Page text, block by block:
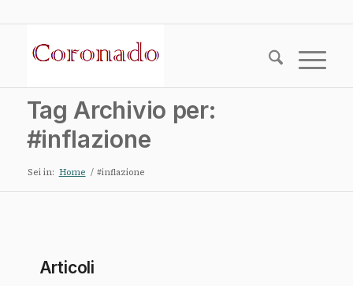
Tag Archivio per:
#inflazione
Sei in: Home / #inflazione
Articoli